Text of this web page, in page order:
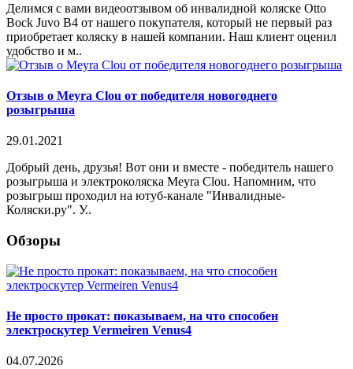
Делимся с вами видеоотзывом об инвалидной коляске Otto
Bock Juvo B4 от нашего покупателя, который не первый раз
приобретает коляску в нашей компании. Наш клиент оценил
удобство и м..
Отзыв о Meyra Clou от победителя новогоднего
розыгрыша
29.01.2021
Добрый день, друзья! Вот они и вместе - победитель нашего
розыгрыша и электроколяска Meyra Clou. Напомним, что
розыгрыш проходил на ютуб-канале "Инвалидные-
Коляски.ру". У..
Обзоры
Не просто прокат: показываем, на что способен
электроскутер Vermeiren Venus4
04.07.2026